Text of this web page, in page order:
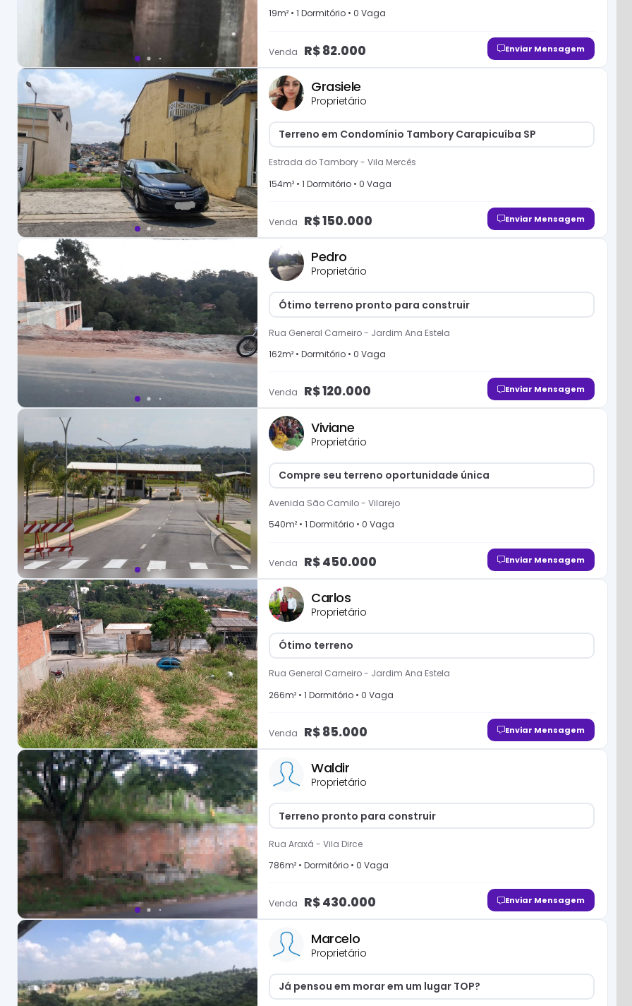
19m² • 1 Dormitório • 0 Vaga
Venda R$82.000 Enviar Mensagem
Grasiele
Proprietário
Terreno em Condomínio Tambory Carapicuíba SP
Estrada do Tambory- Vila Mercês
154m² • 1 Dormitório • 0 Vaga
Venda R$150.000 Enviar Mensagem
Pedro
Proprietário
Ótimo terreno pronto para construir
Rua General Carneiro- Jardim Ana Estela
162m² • Dormitório • 0 Vaga
Venda R$120.000 Enviar Mensagem
Viviane
Proprietário
Compre seu terreno oportunidade única
Avenida São Camilo- Vilarejo
540m² • 1 Dormitório • 0 Vaga
Venda R$450.000 Enviar Mensagem
Carlos
Proprietário
Ótimo terreno
Rua General Carneiro- Jardim Ana Estela
266m² • 1 Dormitório • 0 Vaga
Venda R$85.000 Enviar Mensagem
Waldir
Proprietário
Terreno pronto para construir
Rua Araxá - Vila Dirce
786m² • Dormitório • 0 Vaga
Venda R$430.000 Enviar Mensagem
Marcelo
Proprietário
Já pensou em morar em um lugar TOP?